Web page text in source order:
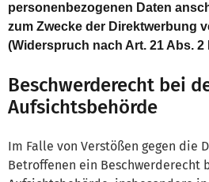
personenbezogenen Daten
zum Zwecke der Direktwerbung
(Widerspruch nach Art. 21 Abs. 2
Beschwerderecht bei
Aufsichtsbehörde
Im Falle von Verstößen gegen die
Betroffenen ein Beschwerderecht